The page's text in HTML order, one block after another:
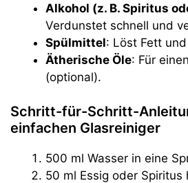
Alkohol (z. B. Spiritus
Verdunstet schnell und
Spülmittel: Löst Fett
Ätherische Öle: Für
(optional).
Schritt-für-Schritt-
einfachen Glasreiniger
500 ml Wasser in eine
50 ml Essig oder Spiritus